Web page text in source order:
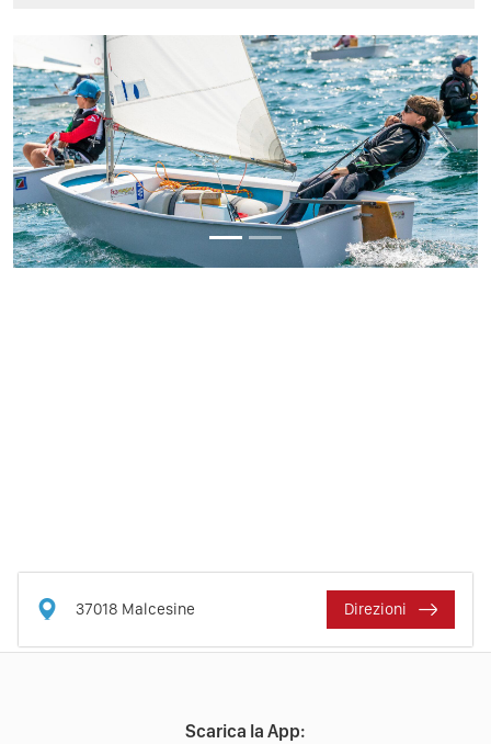
Previous Next
37018 Malcesine Direzioni
Scarica la App: